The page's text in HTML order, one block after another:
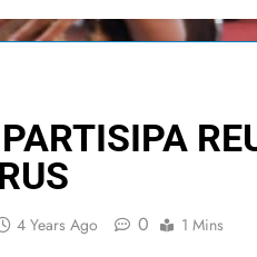
4 Years Ago 0 1 Mins